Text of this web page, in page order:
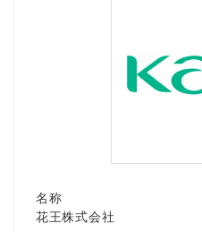
名称
花王株式会社